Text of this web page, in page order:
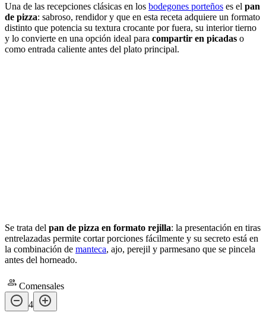
Una de las recepciones clásicas en los bodegones porteños es el pan
de pizza: sabroso, rendidor y que en esta receta adquiere un formato
distinto que potencia su textura crocante por fuera, su interior tierno
y lo convierte en una opción ideal para compartir en picadas o
como entrada caliente antes del plato principal.
Se trata del pan de pizza en formato rejilla: la presentación en tiras
entrelazadas permite cortar porciones fácilmente y su secreto está en
la combinación de manteca, ajo, perejil y parmesano que se pincela
antes del horneado.
Comensales
4